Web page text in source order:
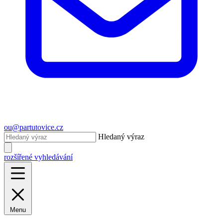
ou@partutovice.cz
Hledaný výraz
rozšířené vyhledávání
Menu